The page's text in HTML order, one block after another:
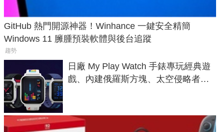
GitHub 熱門開源神器！Winhance 一鍵安全精簡
Windows 11 臃腫預裝軟體與後台追蹤
趨勢
日廠 My Play Watch 手錶專玩經典遊
戲、內建俄羅斯方塊、太空侵略者，